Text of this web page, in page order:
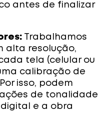
antes de finalizar
Trabalhamos
alta resolução,
tela (celular ou
calibração de
isso, podem
de tonalidade
e a obra